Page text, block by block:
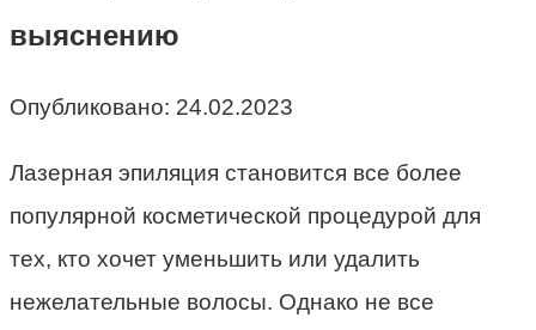
выяснению
Опубликовано: 24.02.2023
Лазерная эпиляция становится все более
популярной косметической процедурой для
тех, кто хочет уменьшить или удалить
нежелательные волосы. Однако не все